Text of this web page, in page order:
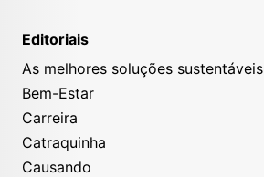
Editoriais
As melhores soluções sustentáveis
Bem-Estar
Carreira
Catraquinha
Causando